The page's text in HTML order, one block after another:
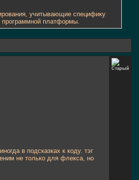
учитывающие специфику
программной платформы.
в подсказках к коду. тэг
не только для флекса, но